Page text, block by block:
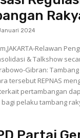
2024
Relawan
& Talkshow
Gibran:
tersebut REPNAS
pertambangan
pelaku tambang